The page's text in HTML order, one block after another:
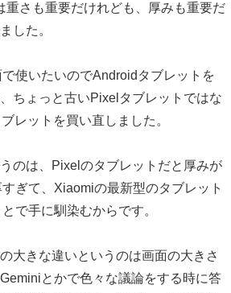
重さも重要だけれども、厚みも重要だ
した。
使いたいのでAndroidタブレットを
ちょっと古いPixelタブレットではな
レットを買い直しました。
のは、Pixelのタブレットだと厚みが
ぎて、Xiaomiの最新型のタブレット
で手に馴染むからです。
大きな違いというのは画面の大きさ
とかで色々な議論をする時に答